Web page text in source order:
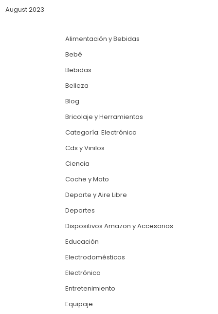
August 2023
Alimentación y Bebidas
Bebé
Bebidas
Belleza
Blog
Bricolaje y Herramientas
Categoría: Electrónica
Cds y Vinilos
Ciencia
Coche y Moto
Deporte y Aire Libre
Deportes
Dispositivos Amazon y Accesorios
Educación
Electrodomésticos
Electrónica
Entretenimiento
Equipaje